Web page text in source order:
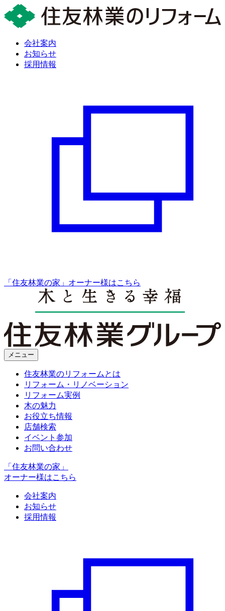
会社案内
お知らせ
採用情報
「住友林業の家」オーナー様はこちら
メニュー
住友林業のリフォームとは
リフォーム・リノベーション
リフォーム実例
木の魅力
お役立ち情報
店舗検索
イベント参加
お問い合わせ
「住友林業の家」
オーナー様はこちら
会社案内
お知らせ
採用情報